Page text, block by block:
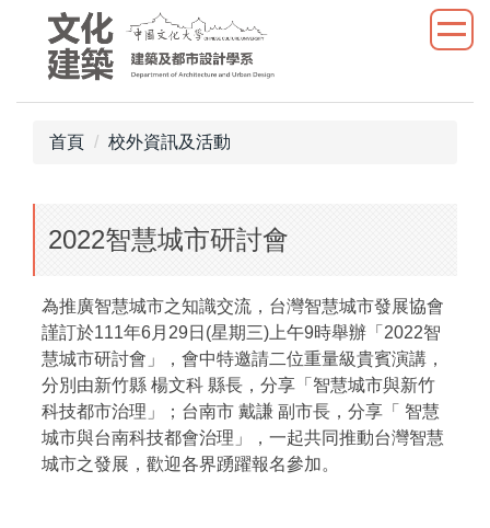
首頁 校外資訊及活動
2022智慧城市研討會
為推廣智慧城市之知識交流，台灣智慧城市發展協會
謹訂於111年6月29日(星期三)上午9時舉辦「2022智
慧城市研討會」，會中特邀請二位重量級貴賓演講，
分別由新竹縣 楊文科 縣長，分享「智慧城市與新竹
科技都市治理」；台南市 戴謙 副市長，分享「 智慧
城市與台南科技都會治理」，一起共同推動台灣智慧
城市之發展，歡迎各界踴躍報名參加。